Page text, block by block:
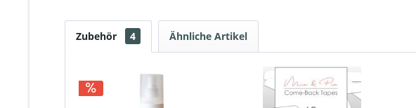
Zubehör 4 Ähnliche Artikel